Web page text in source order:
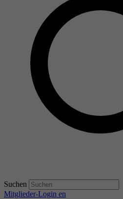
Suchen
Mitglieder-Login en